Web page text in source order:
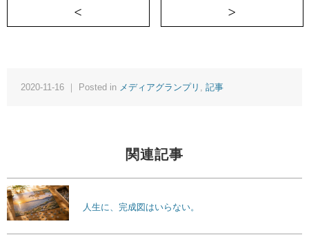
＜ 名古屋で一番、転勤族の集まるヨガ教室
2020-11-16 ｜ Posted in メディアグランプリ , 記事
関連記事
人生に、完成図はいらない。